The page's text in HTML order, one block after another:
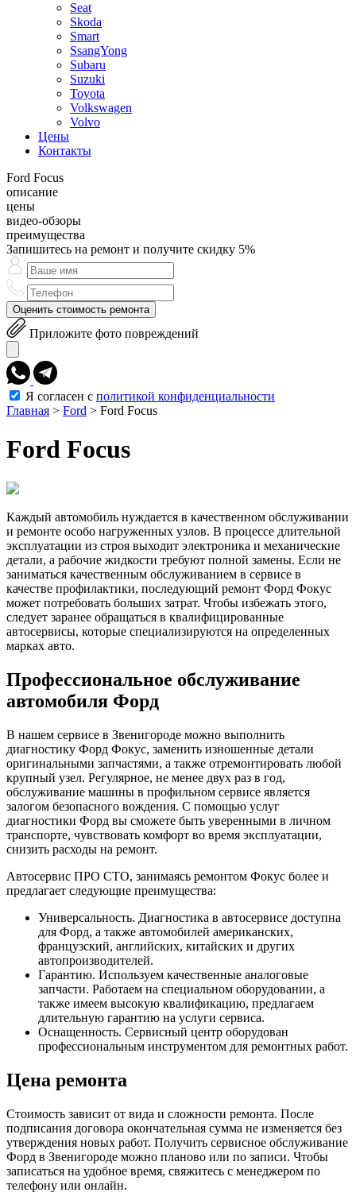
Seat
Skoda
Smart
SsangYong
Subaru
Suzuki
Toyota
Volkswagen
Volvo
Цены
Контакты
Ford Focus
описание
цены
видео-обзоры
преимущества
Запишитесь на ремонт и получите скидку 5%
Оценить стоимость ремонта
Приложите фото повреждений
Я согласен с политикой конфиденциальности
Главная > Ford > Ford Focus
Ford Focus
Каждый автомобиль нуждается в качественном обслуживании
и ремонте особо нагруженных узлов. В процессе длительной
эксплуатации из строя выходит электроника и механические
детали, а рабочие жидкости требуют полной замены. Если не
заниматься качественным обслуживанием в сервисе в
качестве профилактики, последующий ремонт Форд Фокус
может потребовать больших затрат. Чтобы избежать этого,
следует заранее обращаться в квалифицированные
автосервисы, которые специализируются на определенных
марках авто.
Профессиональное обслуживание
автомобиля Форд
В нашем сервисе в Звенигороде можно выполнить
диагностику Форд Фокус, заменить изношенные детали
оригинальными запчастями, а также отремонтировать любой
крупный узел. Регулярное, не менее двух раз в год,
обслуживание машины в профильном сервисе является
залогом безопасного вождения. С помощью услуг
диагностики Форд вы сможете быть уверенными в личном
транспорте, чувствовать комфорт во время эксплуатации,
снизить расходы на ремонт.
Автосервис ПРО СТО, занимаясь ремонтом Фокус более и
предлагает следующие преимущества:
Универсальность. Диагностика в автосервисе доступна
для Форд, а также автомобилей американских,
французский, английских, китайских и других
автопроизводителей.
Гарантию. Используем качественные аналоговые
запчасти. Работаем на специальном оборудовании, а
также имеем высокую квалификацию, предлагаем
длительную гарантию на услуги сервиса.
Оснащенность. Сервисный центр оборудован
профессиональным инструментом для ремонтных работ.
Цена ремонта
Стоимость зависит от вида и сложности ремонта. После
подписания договора окончательная сумма не изменяется без
утверждения новых работ. Получить сервисное обслуживание
Форд в Звенигороде можно планово или по записи. Чтобы
записаться на удобное время, свяжитесь с менеджером по
телефону или онлайн.